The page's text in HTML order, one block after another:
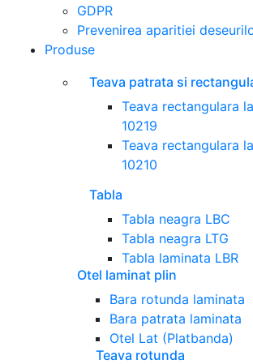
GDPR
Prevenirea aparitiei
Produse
Teava patrata si
Teava rectangulara
10219
Teava rectangulara
10210
Tabla
Tabla neagra LBC
Tabla neagra LTG
Tabla laminata LBR
Otel laminat plin
Bara rotunda laminata
Bara patrata laminata
Otel Lat (Platbanda)
Teava rotunda